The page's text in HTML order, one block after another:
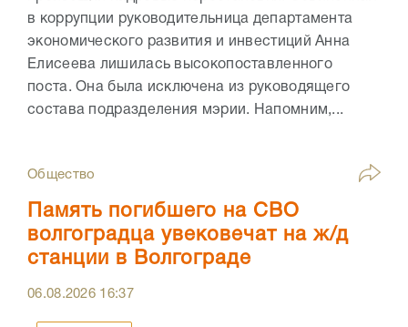
в коррупции руководительница департамента
экономического развития и инвестиций Анна
Елисеева лишилась высокопоставленного
поста. Она была исключена из руководящего
состава подразделения мэрии. Напомним,...
Общество
Память погибшего на СВО
волгоградца увековечат на ж/д
станции в Волгограде
06.08.2026 16:37